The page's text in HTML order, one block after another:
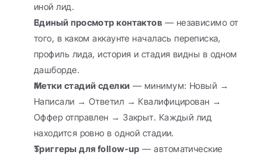
иной лид.
Единый просмотр контактов — независимо от
того, в каком аккаунте началась переписка,
профиль лида, история и стадия видны в одном
дашборде.
Метки стадий сделки — минимум: Новый →
Написали → Ответил → Квалифицирован →
Оффер отправлен → Закрыт. Каждый лид
находится ровно в одной стадии.
Триггеры для follow-up — автоматические